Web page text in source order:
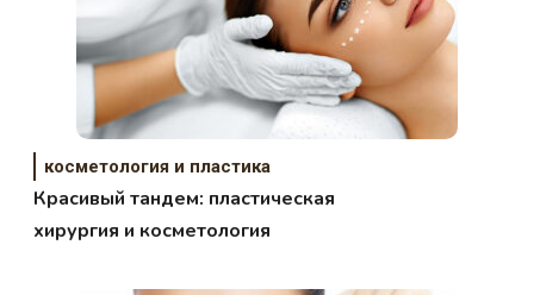
косметология и пластика
Красивый тандем: пластическая
хирургия и косметология